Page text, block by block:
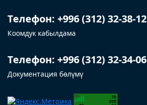
Телефон: +996 (312) 32-38-12
Коомдук кабылдама
Телефон: +996 (312) 32-34-06
Документация бөлүмү